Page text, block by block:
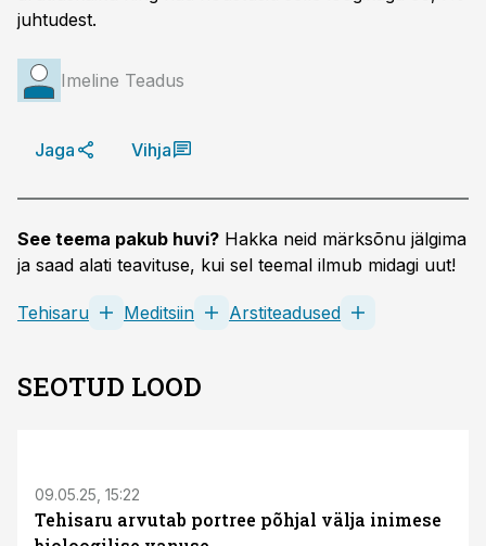
juhtudest.
Imeline Teadus
Jaga Vihja
See teema pakub huvi? Hakka neid märksõnu jälgima
ja saad alati teavituse, kui sel teemal ilmub midagi uut!
Tehisaru Meditsiin Arstiteadused
SEOTUD LOOD
09.05.25, 15:22
Tehisaru arvutab portree põhjal välja inimese